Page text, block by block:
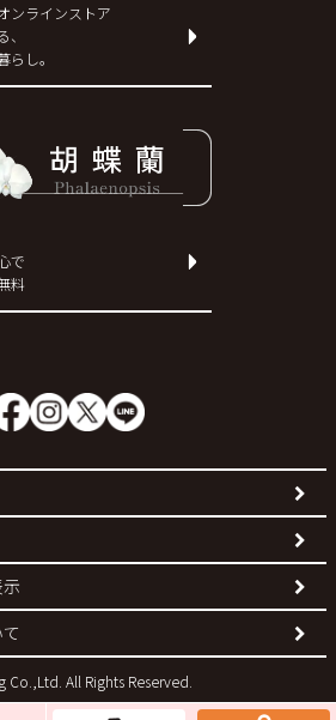
ンラインストア
らし。
で
料
All Rights Reserved.